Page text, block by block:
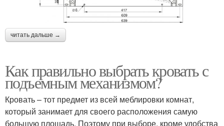
читать дальше →
Как правильно выбрать кровать с
подъемным механизмом?
Кровать – тот предмет из всей меблировки комнат,
который занимает для своего расположения самую
большую площадь. Поэтому при выборе, кроме удобства